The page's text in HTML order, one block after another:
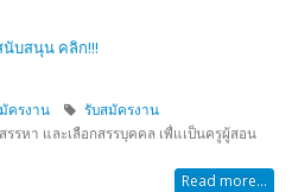
บสนุน คลิก!!!
ครงาน
รับสมัครงาน
รหา และเลือกสรรบุคคล เพื่แเป็นครูผู้สอน
Read more...